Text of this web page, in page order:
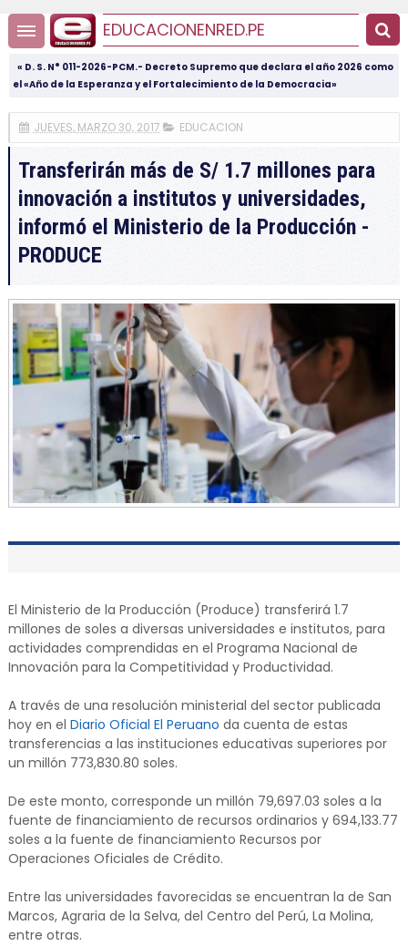
EDUCACIONENRED.PE
« D. S. N° 011-2026-PCM.- Decreto Supremo que declara el año 2026 como
el «Año de la Esperanza y el Fortalecimiento de la Democracia»
JUEVES, MARZO 30, 2017 EDUCACION
Transferirán más de S/ 1.7 millones para
innovación a institutos y universidades,
informó el Ministerio de la Producción -
PRODUCE
El Ministerio de la Producción (Produce) transferirá 1.7
millones de soles a diversas universidades e institutos, para
actividades comprendidas en el Programa Nacional de
Innovación para la Competitividad y Productividad.
A través de una resolución ministerial del sector publicada
hoy en el Diario Oficial El Peruano da cuenta de estas
transferencias a las instituciones educativas superiores por
un millón 773,830.80 soles.
De este monto, corresponde un millón 79,697.03 soles a la
fuente de financiamiento de recursos ordinarios y 694,133.77
soles a la fuente de financiamiento Recursos por
Operaciones Oficiales de Crédito.
Entre las universidades favorecidas se encuentran la de San
Marcos, Agraria de la Selva, del Centro del Perú, La Molina,
entre otras.